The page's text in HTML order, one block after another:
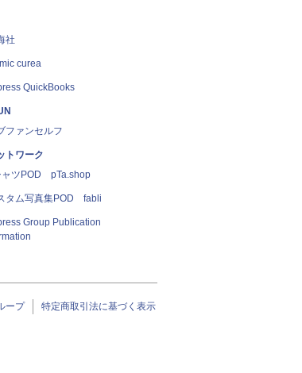
社
curea
QuickBooks
ファンセルフ
トワーク
ャツPOD pTa.shop
タム写真集POD fabli
Group Publication
ープ 特定商取引法に基づく表示